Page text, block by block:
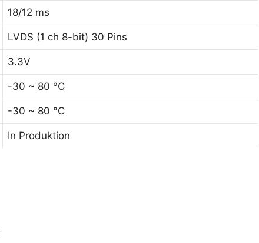
18/12 ms
LVDS (1 ch 8-bit) 30 Pins
3.3V
-30 ~ 80 °C
-30 ~ 80 °C
In Produktion